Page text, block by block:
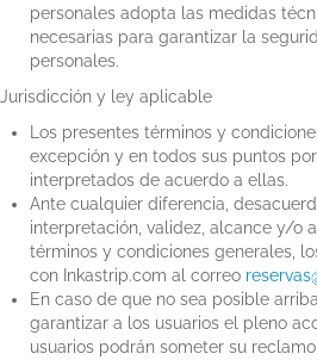
personales adopta las medidas
necesarias para garantizar la
personales.
Jurisdicción y ley aplicable
Los presentes términos y
excepción y en todos sus puntos
interpretados de acuerdo a ellas.
Ante cualquier diferencia,
interpretación, validez, alcance y/o
términos y condiciones generales,
con Inkastrip.com al correo
En caso de que no sea posible
garantizar a los usuarios el pleno
usuarios podrán someter su